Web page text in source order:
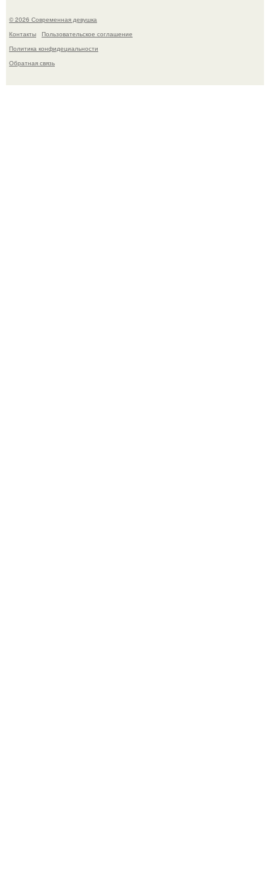
© 2026 Современная девушка
Контакты
Пользовательское соглашение
Политика конфидециальности
Обратная связь